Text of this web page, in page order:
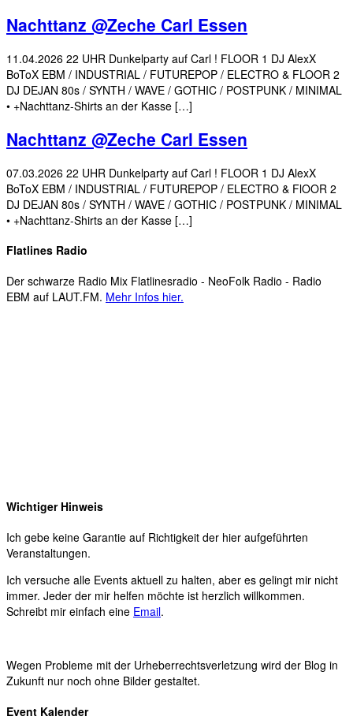
Nachttanz @Zeche Carl Essen
11.04.2026 22 UHR Dunkelparty auf Carl ! FLOOR 1 DJ AlexX
BoToX EBM / INDUSTRIAL / FUTUREPOP / ELECTRO & FLOOR 2
DJ DEJAN 80s / SYNTH / WAVE / GOTHIC / POSTPUNK / MINIMAL
• +Nachttanz-Shirts an der Kasse […]
Nachttanz @Zeche Carl Essen
07.03.2026 22 UHR Dunkelparty auf Carl ! FLOOR 1 DJ AlexX
BoToX EBM / INDUSTRIAL / FUTUREPOP / ELECTRO & FlOOR 2
DJ DEJAN 80s / SYNTH / WAVE / GOTHIC / POSTPUNK / MINIMAL
• +Nachttanz-Shirts an der Kasse […]
Flatlines Radio
Der schwarze Radio Mix Flatlinesradio - NeoFolk Radio - Radio
EBM auf LAUT.FM. Mehr Infos hier.
Wichtiger Hinweis
Ich gebe keine Garantie auf Richtigkeit der hier aufgeführten
Veranstaltungen.
Ich versuche alle Events aktuell zu halten, aber es gelingt mir nicht
immer. Jeder der mir helfen möchte ist herzlich willkommen.
Schreibt mir einfach eine Email.
Wegen Probleme mit der Urheberrechtsverletzung wird der Blog in
Zukunft nur noch ohne Bilder gestaltet.
Event Kalender